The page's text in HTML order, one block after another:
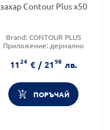
захар Contour Plus х50
Brand: CONTOUR PLUS
Приложение: дермално
ленти
1124 € / 2198 лв.
ПОРЪЧАЙ